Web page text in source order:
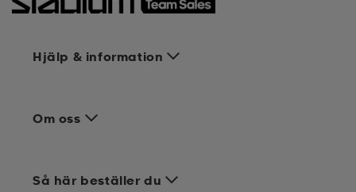
Hjälp & information
Om oss
Så här beställer du